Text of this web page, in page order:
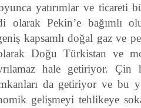
yatırımlar ve ticareti
Pekin’e bağımlı
kapsamlı doğal gaz ve
Doğu Türkistan ve
hale getiriyor. Çin
da getiriyor ve bu
gelişmeyi tehlikeye